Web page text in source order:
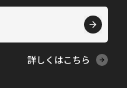
詳しくはこちら